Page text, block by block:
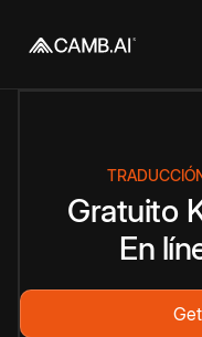
Gratuito
En